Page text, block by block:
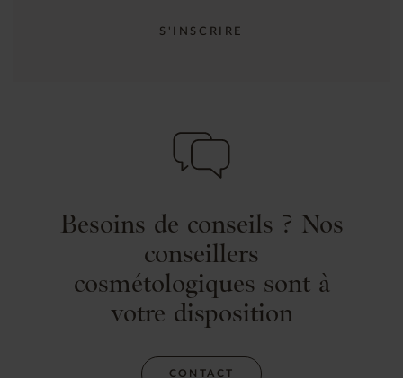
S'INSCRIRE
Besoins de conseils ? Nos
conseillers
cosmétologiques sont à
votre disposition
CONTACT